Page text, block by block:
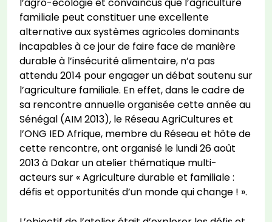
l’agro-écologie et convaincus que l’agriculture
familiale peut constituer une excellente
alternative aux systèmes agricoles dominants
incapables à ce jour de faire face de manière
durable à l’insécurité alimentaire, n’a pas
attendu 2014 pour engager un débat soutenu sur
l’agriculture familiale. En effet, dans le cadre de
sa rencontre annuelle organisée cette année au
Sénégal (AIM 2013), le Réseau AgriCultures et
l’ONG IED Afrique, membre du Réseau et hôte de
cette rencontre, ont organisé le lundi 26 août
2013 à Dakar un atelier thématique multi-
acteurs sur « Agriculture durable et familiale :
défis et opportunités d’un monde qui change ! ».